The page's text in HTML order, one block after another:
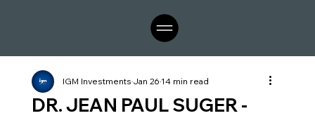
DR. JEAN PAUL SUGER -
IGM InvestmentsJan 2614 min read